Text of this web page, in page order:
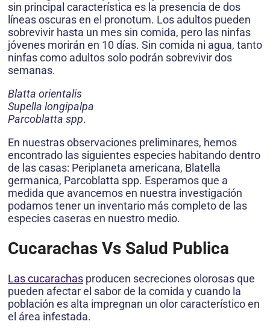
sin principal característica es la presencia de dos
líneas oscuras en el pronotum. Los adultos pueden
sobrevivir hasta un mes sin comida, pero las ninfas
jóvenes morirán en 10 días. Sin comida ni agua, tanto
ninfas como adultos solo podrán sobrevivir dos
semanas.
Blatta orientalis
Supella longipalpa
Parcoblatta spp.
En nuestras observaciones preliminares, hemos
encontrado las siguientes especies habitando dentro
de las casas: Periplaneta americana, Blatella
germanica, Parcoblatta spp. Esperamos que a
medida que avancemos en nuestra investigación
podamos tener un inventario más completo de las
especies caseras en nuestro medio.
Cucarachas Vs Salud Publica
Las cucarachas producen secreciones olorosas que
pueden afectar el sabor de la comida y cuando la
población es alta impregnan un olor característico en
el área infestada.